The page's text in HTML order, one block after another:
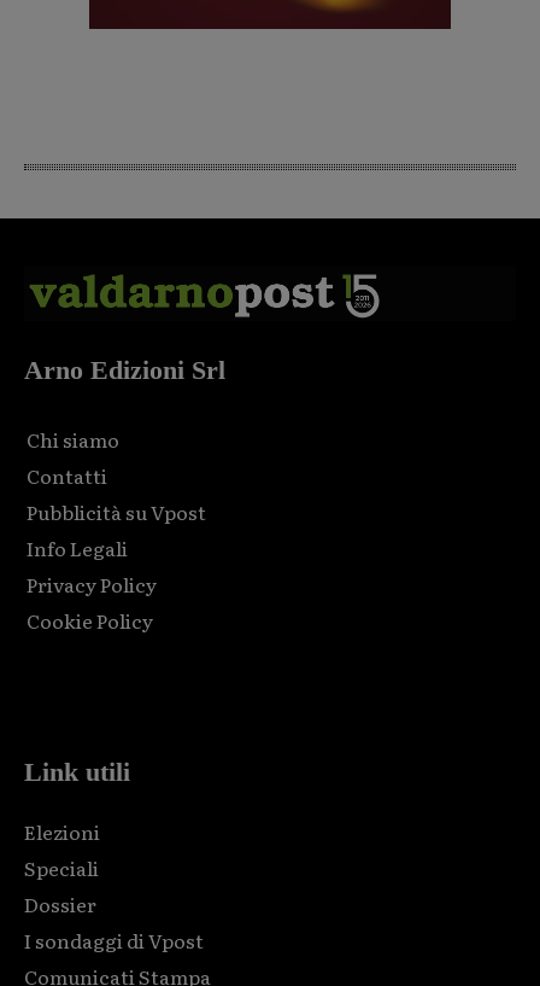
Arno Edizioni Srl
Chi siamo
Contatti
Pubblicità su Vpost
Info Legali
Privacy Policy
Cookie Policy
Link utili
Elezioni
Speciali
Dossier
I sondaggi di Vpost
Comunicati Stampa